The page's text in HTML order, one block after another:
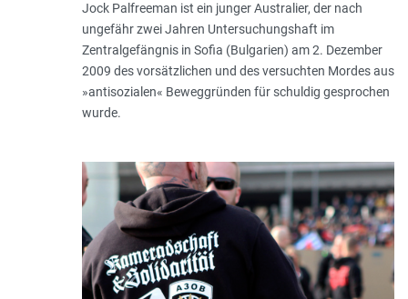
Jock Palfreeman ist ein junger Australier, der nach
ungefähr zwei Jahren Untersuchungshaft im
Zentralgefängnis in Sofia (Bulgarien) am 2. Dezember
2009 des vorsätzlichen und des versuchten Mordes aus
»antisozialen« Beweggründen für schuldig gesprochen
wurde.